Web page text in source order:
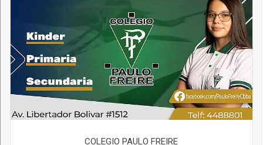
COLEGIO PAULO FREIRE